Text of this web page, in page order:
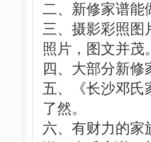
二、新修家谱能
三、摄影彩照图
照片，图文并茂
四、大部分新修
五、《长沙邓氏
了然。
六、有财力的家